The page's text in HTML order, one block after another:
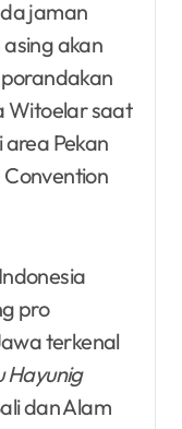
jaman
akan
Witoelar saat
Pekan
pro
terkenal
Hayunig
dan Alam